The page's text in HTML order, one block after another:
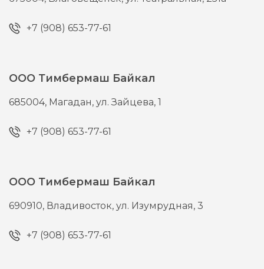
+7 (908) 653-77-61
ООО Тимбермаш Байкал
685004, Магадан,ул. Зайцева, 1
+7 (908) 653-77-61
ООО Тимбермаш Байкал
690910, Владивосток,ул. Изумрудная, 3
+7 (908) 653-77-61